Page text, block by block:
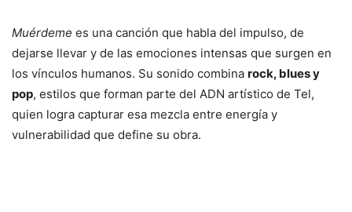
Muérdeme es una canción que habla del impulso, de
dejarse llevar y de las emociones intensas que surgen en
los vínculos humanos. Su sonido combina rock, blues y
pop, estilos que forman parte del ADN artístico de Tel,
quien logra capturar esa mezcla entre energía y
vulnerabilidad que define su obra.